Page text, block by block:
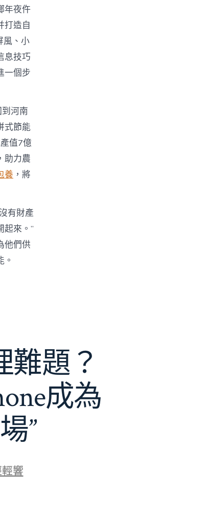
年夜仵
打造自
風、小
息技巧
一個步
河南
式節能
值7億
助力農
養 ，將
有財產
來。”
他們供
難題？
成為
”
響